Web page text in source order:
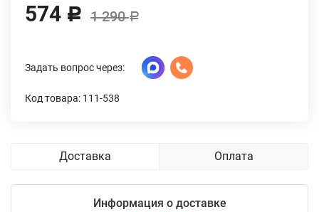
574 Р 1 290Р
Задать вопрос через:
Код товара: 111-538
Доставка Оплата
Информация о доставке